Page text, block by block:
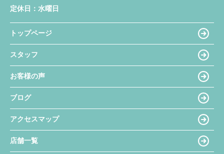
定休日： 水曜日
トップページ
スタッフ
お客様の声
ブログ
アクセスマップ
店舗一覧